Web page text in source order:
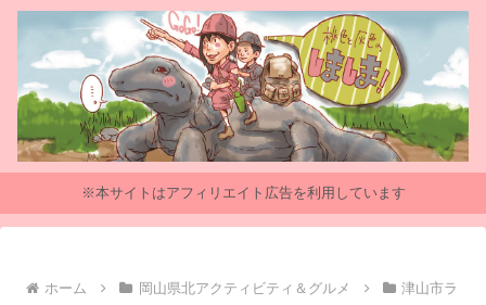
※本サイトはアフィリエイト広告を利用しています
ホーム 岡山県北アクティビティ＆グルメ
津山市ラ